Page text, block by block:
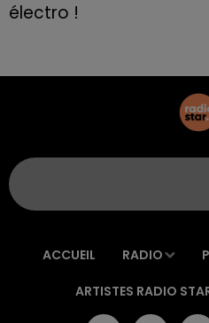
électro !
ACCUEIL RADIO
ARTISTES RADIO